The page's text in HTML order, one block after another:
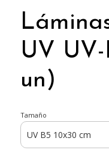
UV
un)
Tamaño